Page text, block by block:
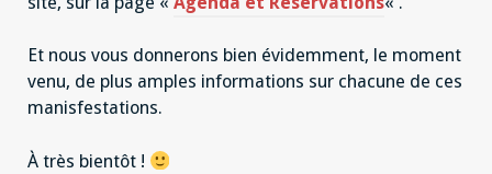
Et nous vous donnerons bien évidemment, le moment
venu, de plus amples informations sur chacune de ces
manisfestations.
À très bientôt !